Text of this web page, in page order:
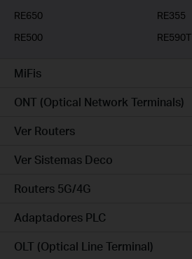
RE650
RE355
RE500
RE590T
MiFis
ONT (Optical Network Terminals)
Ver Routers
Ver Sistemas Deco
Routers 5G/4G
Adaptadores PLC
OLT (Optical Line Terminal)